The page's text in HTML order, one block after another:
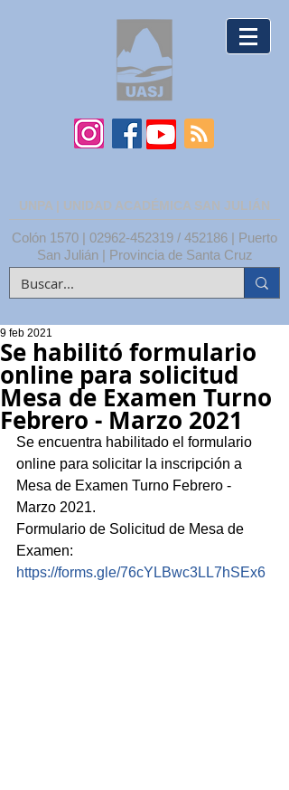
UNPA | UNIDAD ACADÉMICA SAN JULIÁN
Colón 1570 | 02962-452319 / 452186 | Puerto
San Julián | Provincia de Santa Cruz
Se habilitó formulario
online para solicitud
Mesa de Examen Turno
Febrero - Marzo 2021
9 feb 2021
Se encuentra habilitado el formulario
online para solicitar la inscripción a
Mesa de Examen Turno Febrero -
Marzo 2021.
Formulario de Solicitud de Mesa de
Examen:
https://forms.gle/76cYLBwc3LL7hSEx6